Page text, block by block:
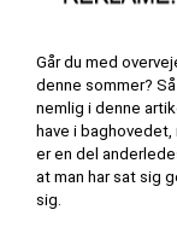
Går du med
denne sommer?
nemlig i denne
have i
er en del
at man har sat sig
sig.